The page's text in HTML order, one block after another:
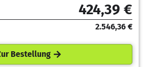
424,39 €
2.546,36 €
Bestellung